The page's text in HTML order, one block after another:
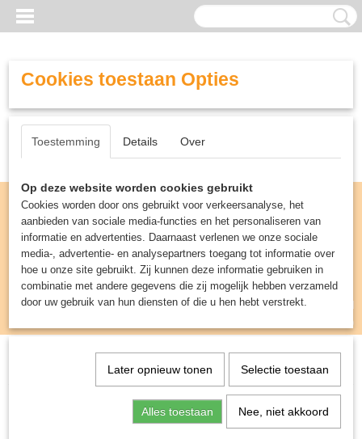
Inloggen Registreren
UW WINKELWAGEN
(0)
Spellen & Puzzels> Clever 4Ever - Dobbelspel
Cookies toestaan Opties
Toestemming Details Over
Op deze website worden cookies gebruikt
Cookies worden door ons gebruikt voor verkeersanalyse, het
aanbieden van sociale media-functies en het personaliseren van
informatie en advertenties. Daarnaast verlenen we onze sociale
media-, advertentie- en analysepartners toegang tot informatie over
hoe u onze site gebruikt. Zij kunnen deze informatie gebruiken in
combinatie met andere gegevens die zij mogelijk hebben verzameld
door uw gebruik van hun diensten of die u hen hebt verstrekt.
Later opnieuw tonen Selectie toestaan
Alles toestaan Nee, niet akkoord